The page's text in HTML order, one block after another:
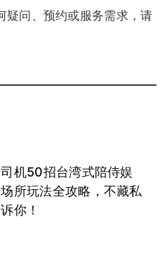
疑问、预约或服务需求，请
机50招台湾式陪侍娱
所玩法全攻略，不藏私
你！